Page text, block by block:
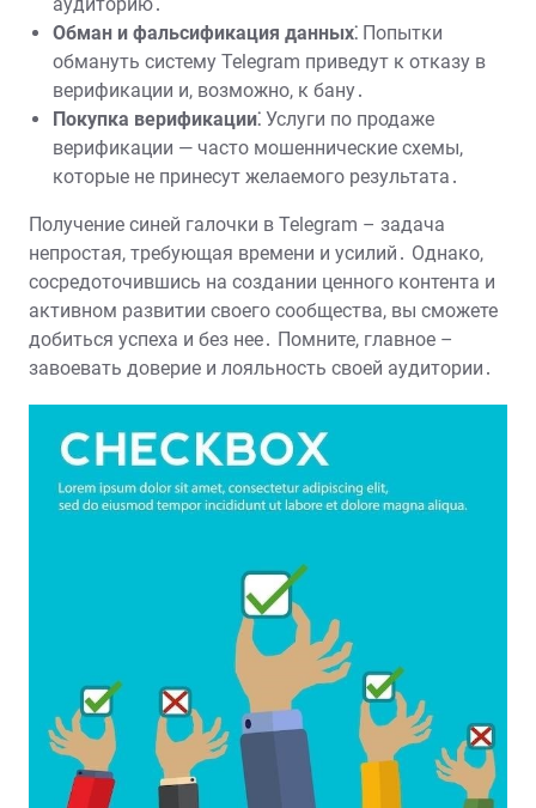
Обман и фальсификация данных⁚ Попытки
обмануть систему Telegram приведут к отказу в
верификации и, возможно, к бану․
Покупка верификации⁚ Услуги по продаже
верификации — часто мошеннические схемы,
которые не принесут желаемого результата․
Получение синей галочки в Telegram – задача
непростая, требующая времени и усилий․ Однако,
сосредоточившись на создании ценного контента и
активном развитии своего сообщества, вы сможете
добиться успеха и без нее․ Помните, главное –
завоевать доверие и лояльность своей аудитории․